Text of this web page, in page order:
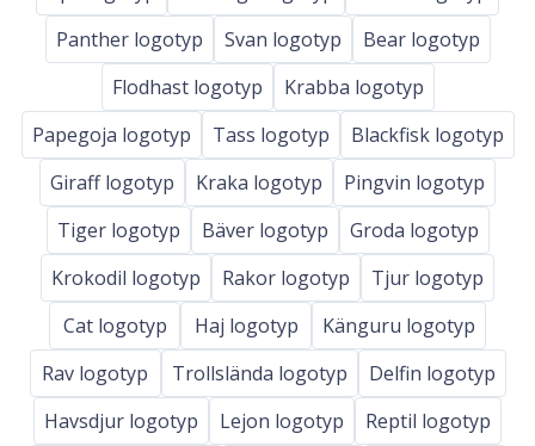
Panther logotyp
Svan logotyp
Bear logotyp
Flodhast logotyp
Krabba logotyp
Papegoja logotyp
Tass logotyp
Blackfisk logotyp
Giraff logotyp
Kraka logotyp
Pingvin logotyp
Tiger logotyp
Bäver logotyp
Groda logotyp
Krokodil logotyp
Rakor logotyp
Tjur logotyp
Cat logotyp
Haj logotyp
Känguru logotyp
Rav logotyp
Trollslända logotyp
Delfin logotyp
Havsdjur logotyp
Lejon logotyp
Reptil logotyp